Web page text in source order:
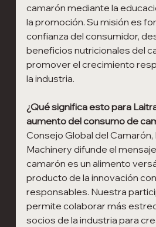
camarón mediante la
la promoción. Su misión es
confianza del consumidor,
beneficios nutricionales del
promover el crecimiento
la industria.
¿Qué significa esto para
aumento del consumo de
Consejo Global del Camarón,
Machinery difunde el
camarón es un alimento
producto de la innovación
responsables. Nuestra
permite colaborar más
socios de la industria para